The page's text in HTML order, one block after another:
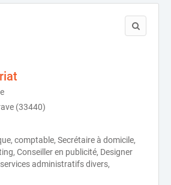
(33440)
comptable, Secrétaire à domicile,
Conseiller en publicité, Designer
administratifs divers,